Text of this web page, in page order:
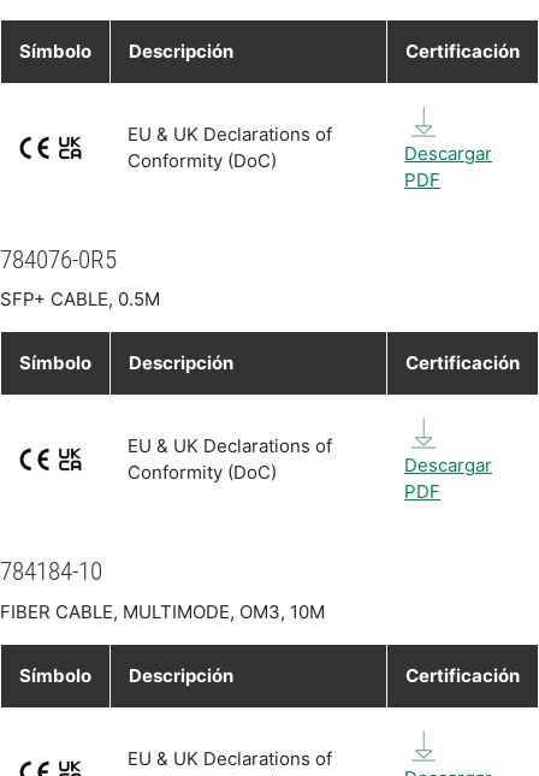
Símbolo Descripción Certificación
EU & UK Declarations of
Conformity (DoC)
Descargar
PDF
784076-0R5
SFP+ CABLE, 0.5M
Símbolo Descripción Certificación
EU & UK Declarations of
Conformity (DoC)
Descargar
PDF
784184-10
FIBER CABLE, MULTIMODE, OM3, 10M
Símbolo Descripción Certificación
EU & UK Declarations of